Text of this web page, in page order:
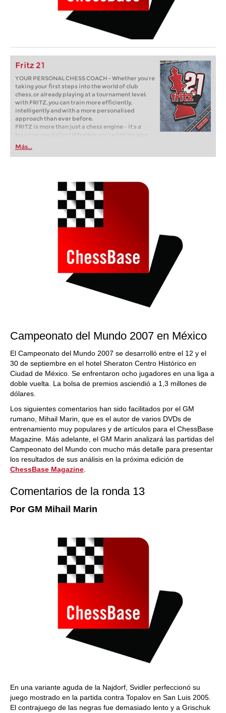
Fritz 21
YOUR PERSONAL CHESS COACH - Whether you’re
taking your first steps into the world of club
chess, or already playing at a tournament level:
with FRITZ, you can train more efficiently,
intelligently and with a more personalised
approach than ever before.
FRITZ is more than just a chess engine – it’s a
training revolution! Whether you’re taking your
first steps into the world of club chess, or already
playing at a tournament level: with FRITZ, you can
train more efficiently, intelligently and with a
Más...
Campeonato del Mundo 2007 en México
El Campeonato del Mundo 2007 se desarrolló entre el 12 y el
30 de septiembre en el hotel Sheraton Centro Histórico en
Ciudad de México. Se enfrentaron ocho jugadores en una liga a
doble vuelta. La bolsa de premios asciendió a 1,3 millones de
dólares.
Los siguientes comentarios han sido facilitados por el GM
rumano, Mihail Marin, que es el autor de varios DVDs de
entrenamiento muy populares y de artículos para el ChessBase
Magazine. Más adelante, el GM Marin analizará las partidas del
Campeonato del Mundo con mucho más detalle para presentar
los resultados de sus análisis en la próxima edición de
ChessBase Magazine
Comentarios de la ronda 13
Por GM Mihail Marin
En una variante aguda de la Najdorf, Svidler perfeccionó su
juego mostrado en la partida contra Topalov en San Luis 2005.
El contrajuego de las negras fue demasiado lento y a Grischuk